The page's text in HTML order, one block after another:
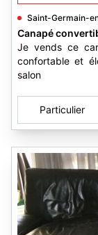
Saint-Germain-
Canapé
Je vends ce
confortable et
salon
Particulier